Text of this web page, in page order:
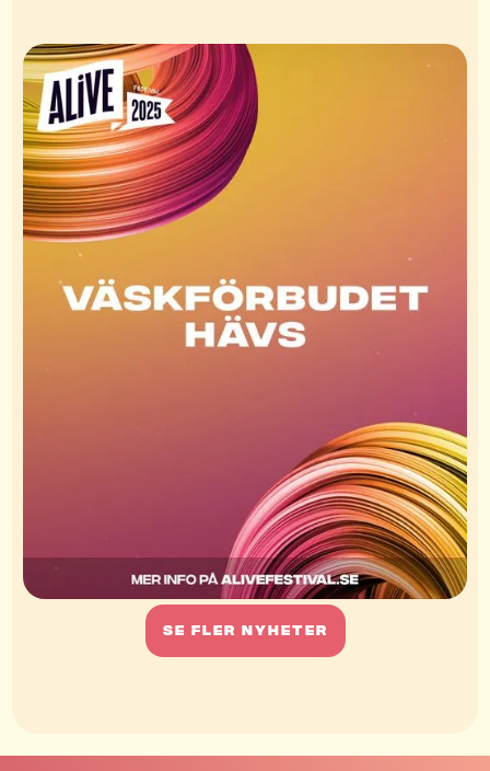
Se FLER NYHETER